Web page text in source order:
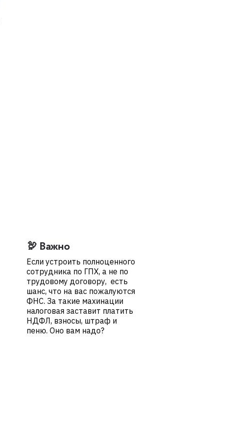
🦃 Важно
Если устроить полноценного
сотрудника по ГПХ, а не по
трудовому договору, есть
шанс, что на вас пожалуются
ФНС. За такие махинации
налоговая заставит платить
НДФЛ, взносы, штраф и
пеню. Оно вам надо?